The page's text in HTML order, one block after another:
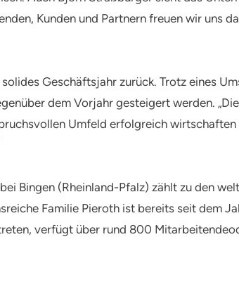
Kunden und Partnern freuen wir uns
Geschäftsjahr zurück. Trotz eines
dem Vorjahr gesteigert werden.
Umfeld erfolgreich
Bingen (Rheinland-Pfalz) zählt zu den
Familie Pieroth ist bereits seit dem
verfügt über rund 800